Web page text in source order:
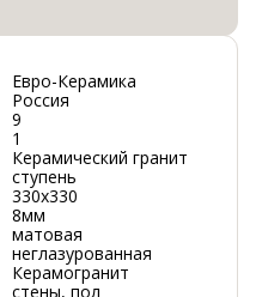
Евро-Керамика
Россия
9
1
Керамический гранит
ступень
330х330
8мм
матовая
неглазурованная
Керамогранит
стены, пол